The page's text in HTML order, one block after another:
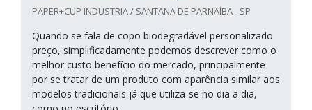
PAPER+CUP INDUSTRIA / SANTANA DE PARNAÍBA - SP
Quando se fala de copo biodegradável personalizado
preço, simplificadamente podemos descrever como o
melhor custo benefício do mercado, principalmente
por se tratar de um produto com aparência similar aos
modelos tradicionais já que utiliza-se no dia a dia,